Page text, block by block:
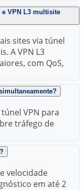
e VPN L3 multisite
sites via túnel
A VPN L3
com QoS,
VPN para
tráfego de
velocidade
em até 2